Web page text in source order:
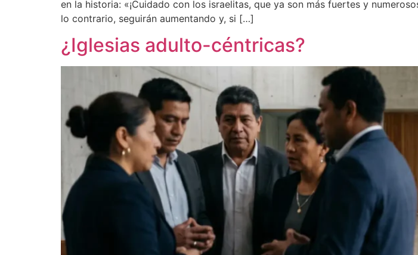
en la historia: «¡Cuidado con los israelitas, que ya son más fuertes y
lo contrario, seguirán aumentando y, si […]
¿Iglesias adulto-céntricas?